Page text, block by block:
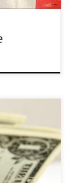
ale
gospodarce
alkoholu